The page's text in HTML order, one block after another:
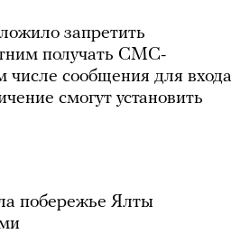
запретить
получать СМС-
числе сообщения для входа
смогут установить
побережье Ялты